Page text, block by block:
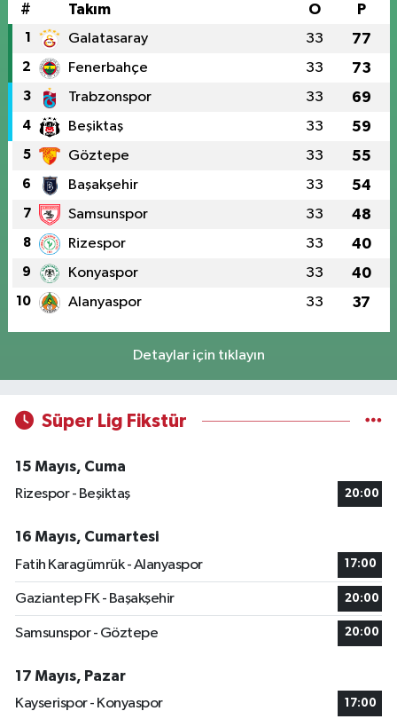
# Takım O P
1 Galatasaray 33 77
2 Fenerbahçe 33 73
3 Trabzonspor 33 69
4 Beşiktaş 33 59
5 Göztepe 33 55
6 Başakşehir 33 54
7 Samsunspor 33 48
8 Rizespor 33 40
9 Konyaspor 33 40
10 Alanyaspor 33 37
Detaylar için tıklayın
Süper Lig Fikstür
15 Mayıs, Cuma
Rizespor - Beşiktaş
20:00
16 Mayıs, Cumartesi
Fatih Karagümrük - Alanyaspor
17:00
Gaziantep FK - Başakşehir 20:00
Samsunspor - Göztepe 20:00
17 Mayıs, Pazar
Kayserispor - Konyaspor
17:00